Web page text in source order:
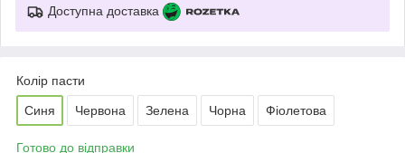
Доступна доставка
Колір пасти
Синя Червона Зелена Чорна Фіолетова
Готово до відправки